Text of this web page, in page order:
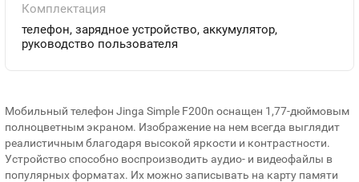
Комплектация
телефон, зарядное устройство, аккумулятор,
руководство пользователя
Мобильный телефон Jinga Simple F200n оснащен 1,77-дюймовым
полноцветным экраном. Изображение на нем всегда выглядит
реалистичным благодаря высокой яркости и контрастности.
Устройство способно воспроизводить аудио- и видеофайлы в
популярных форматах. Их можно записывать на карту памяти